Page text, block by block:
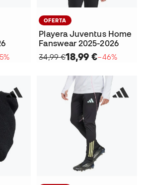
OFERTA
Playera Juventus Home
Fanswear 2025-2026
34,99 €18,99 €−46%